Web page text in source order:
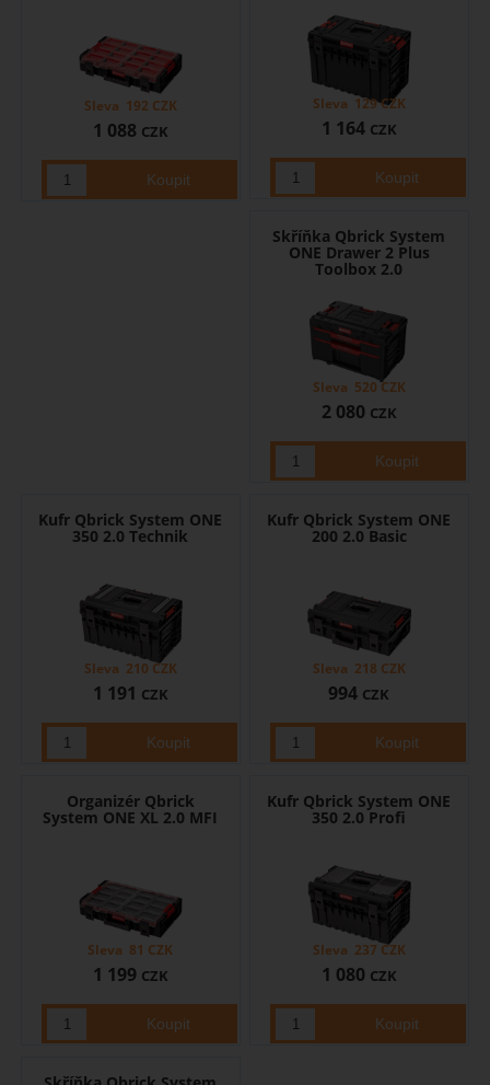
1 088 CZK
Sleva 192 CZK
1 164 CZK
Sleva 129CZK
Skříňka Qbrick System
ONE Drawer 2 Plus
Toolbox 2.0
2 080 CZK
Sleva 520CZK
Kufr Qbrick System ONE
350 2.0 Technik
1 191 CZK
Sleva 210 CZK
Kufr Qbrick System ONE
200 2.0 Basic
994 CZK
Sleva 218 CZK
Organizér Qbrick
System ONE XL 2.0 MFI
1 199 CZK
Sleva 81 CZK
Kufr Qbrick System ONE
350 2.0 Profi
1 080 CZK
Sleva 237 CZK